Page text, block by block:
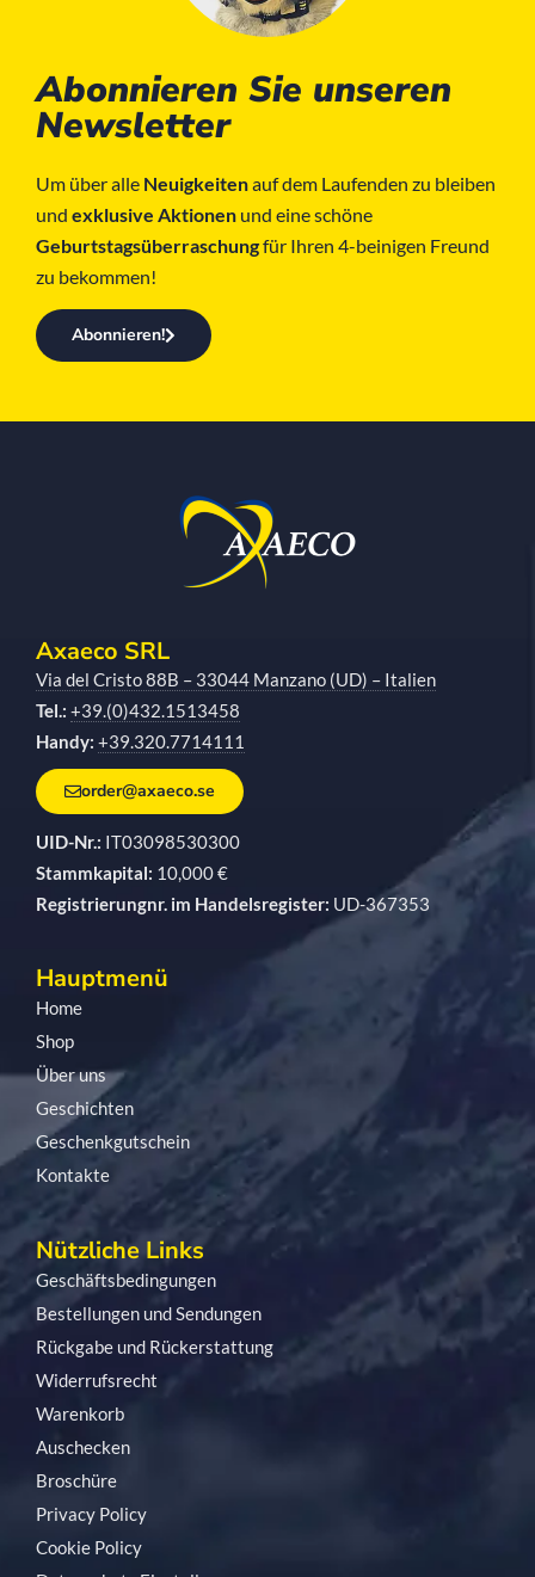
Abonnieren Sie unseren
Newsletter
Um über alle Neuigkeitenauf dem Laufenden zu bleiben
und exklusive Aktionen und eine schöne
Geburtstagsüberraschungfür Ihren 4-beinigen Freund
zu bekommen!
Abonnieren!
Axaeco SRL
Via del Cristo 88B – 33044 Manzano (UD) – Italien
Tel.: +39.(0)432.1513458
Handy: +39.320.7714111
order@axaeco.se
UID-Nr.: IT03098530300
Stammkapital: 10,000 €
Registrierungnr. im Handelsregister: UD-367353
Hauptmenü
Home
Shop
Über uns
Geschichten
Geschenkgutschein
Kontakte
Nützliche Links
Geschäftsbedingungen
Bestellungen und Sendungen
Rückgabe und Rückerstattung
Widerrufsrecht
Warenkorb
Auschecken
Broschüre
Privacy Policy
Cookie Policy